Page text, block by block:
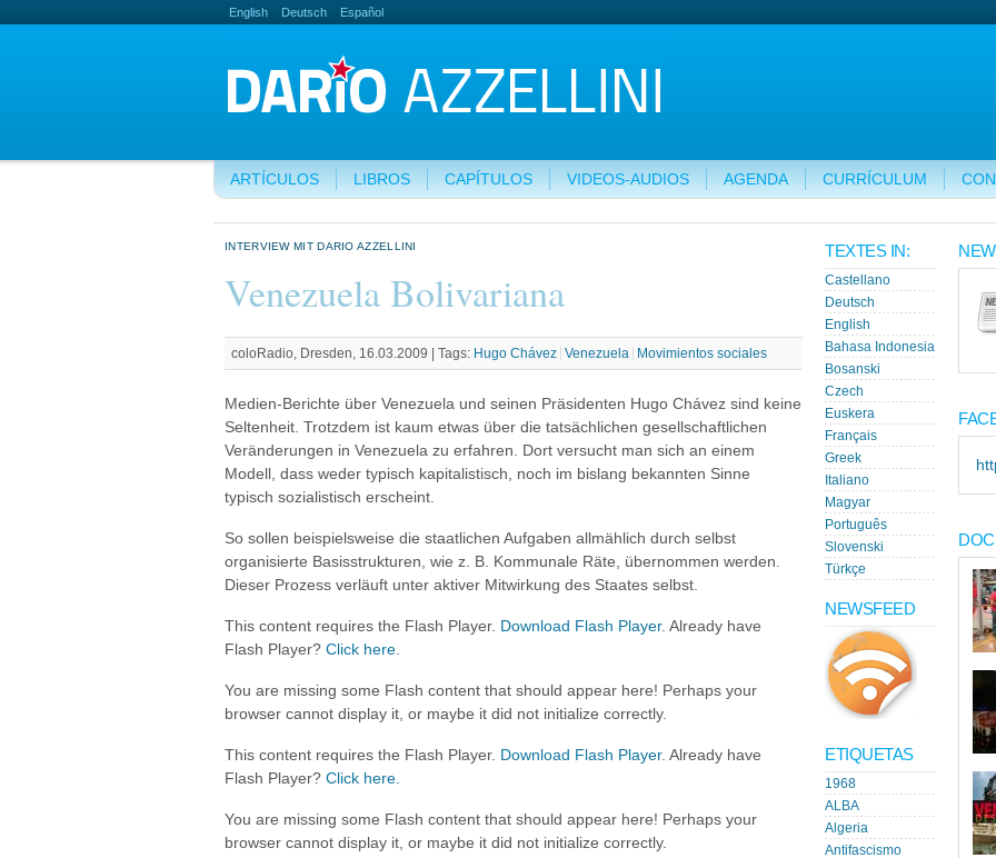
English Deutsch Español
ARTÍCULOS LIBROS CAPÍTULOS VIDEOS-AUDIOS AGENDA CURRÍCULUM
INTERVIEW MIT DARIO AZZELLINI
Venezuela Bolivariana
coloRadio, Dresden, 16.03.2009 | Tags: Hugo Chávez Venezuela Movimientos sociales
Medien-Berichte über Venezuela und seinen Präsidenten Hugo Chávez sind keine
Seltenheit. Trotzdem ist kaum etwas über die tatsächlichen gesellschaftlichen
Veränderungen in Venezuela zu erfahren. Dort versucht man sich an einem
Modell, dass weder typisch kapitalistisch, noch im bislang bekannten Sinne
typisch sozialistisch erscheint.
So sollen beispielsweise die staatlichen Aufgaben allmählich durch selbst
organisierte Basisstrukturen, wie z. B. Kommunale Räte, übernommen werden.
Dieser Prozess verläuft unter aktiver Mitwirkung des Staates selbst.
This content requires the Flash Player. Download Flash Player. Already have
Flash Player? Click here.
You are missing some Flash content that should appear here! Perhaps your
browser cannot display it, or maybe it did not initialize correctly.
This content requires the Flash Player. Download Flash Player. Already have
Flash Player? Click here.
You are missing some Flash content that should appear here! Perhaps your
browser cannot display it, or maybe it did not initialize correctly.
TEXTES IN:
Castellano
Deutsch
English
Bahasa Indonesia
Bosanski
Czech
Euskera
Français
Greek
Italiano
Magyar
Português
Slovenski
Türkçe
NEWSFEED
ETIQUETAS
1968
ALBA
Algeria
Antifascismo